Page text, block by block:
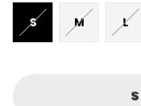
S M L